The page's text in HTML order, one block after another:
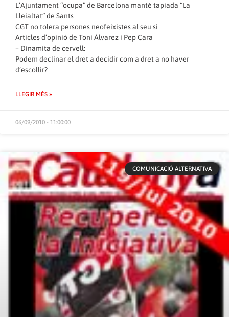
L’Ajuntament “ocupa” de Barcelona manté tapiada “La
Lleialtat” de Sants
CGT no tolera persones neofeixistes al seu si
Articles d’opinió de Toni Àlvarez i Pep Cara
– Dinamita de cervell:
Podem declinar el dret a decidir com a dret a no haver
d’escollir?
LLEGIR MÉS »
06/09/2010 - 11:00:00
COMUNICACIÓ ALTERNATIVA